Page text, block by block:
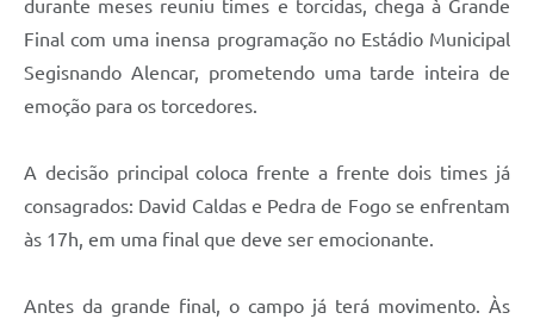
durante meses reuniu times e torcidas, chega à Grande
Final com uma inensa programação no Estádio Municipal
Segisnando Alencar, prometendo uma tarde inteira de
emoção para os torcedores.
A decisão principal coloca frente a frente dois times já
consagrados: David Caldas e Pedra de Fogo se enfrentam
às 17h, em uma final que deve ser emocionante.
Antes da grande final, o campo já terá movimento. Às